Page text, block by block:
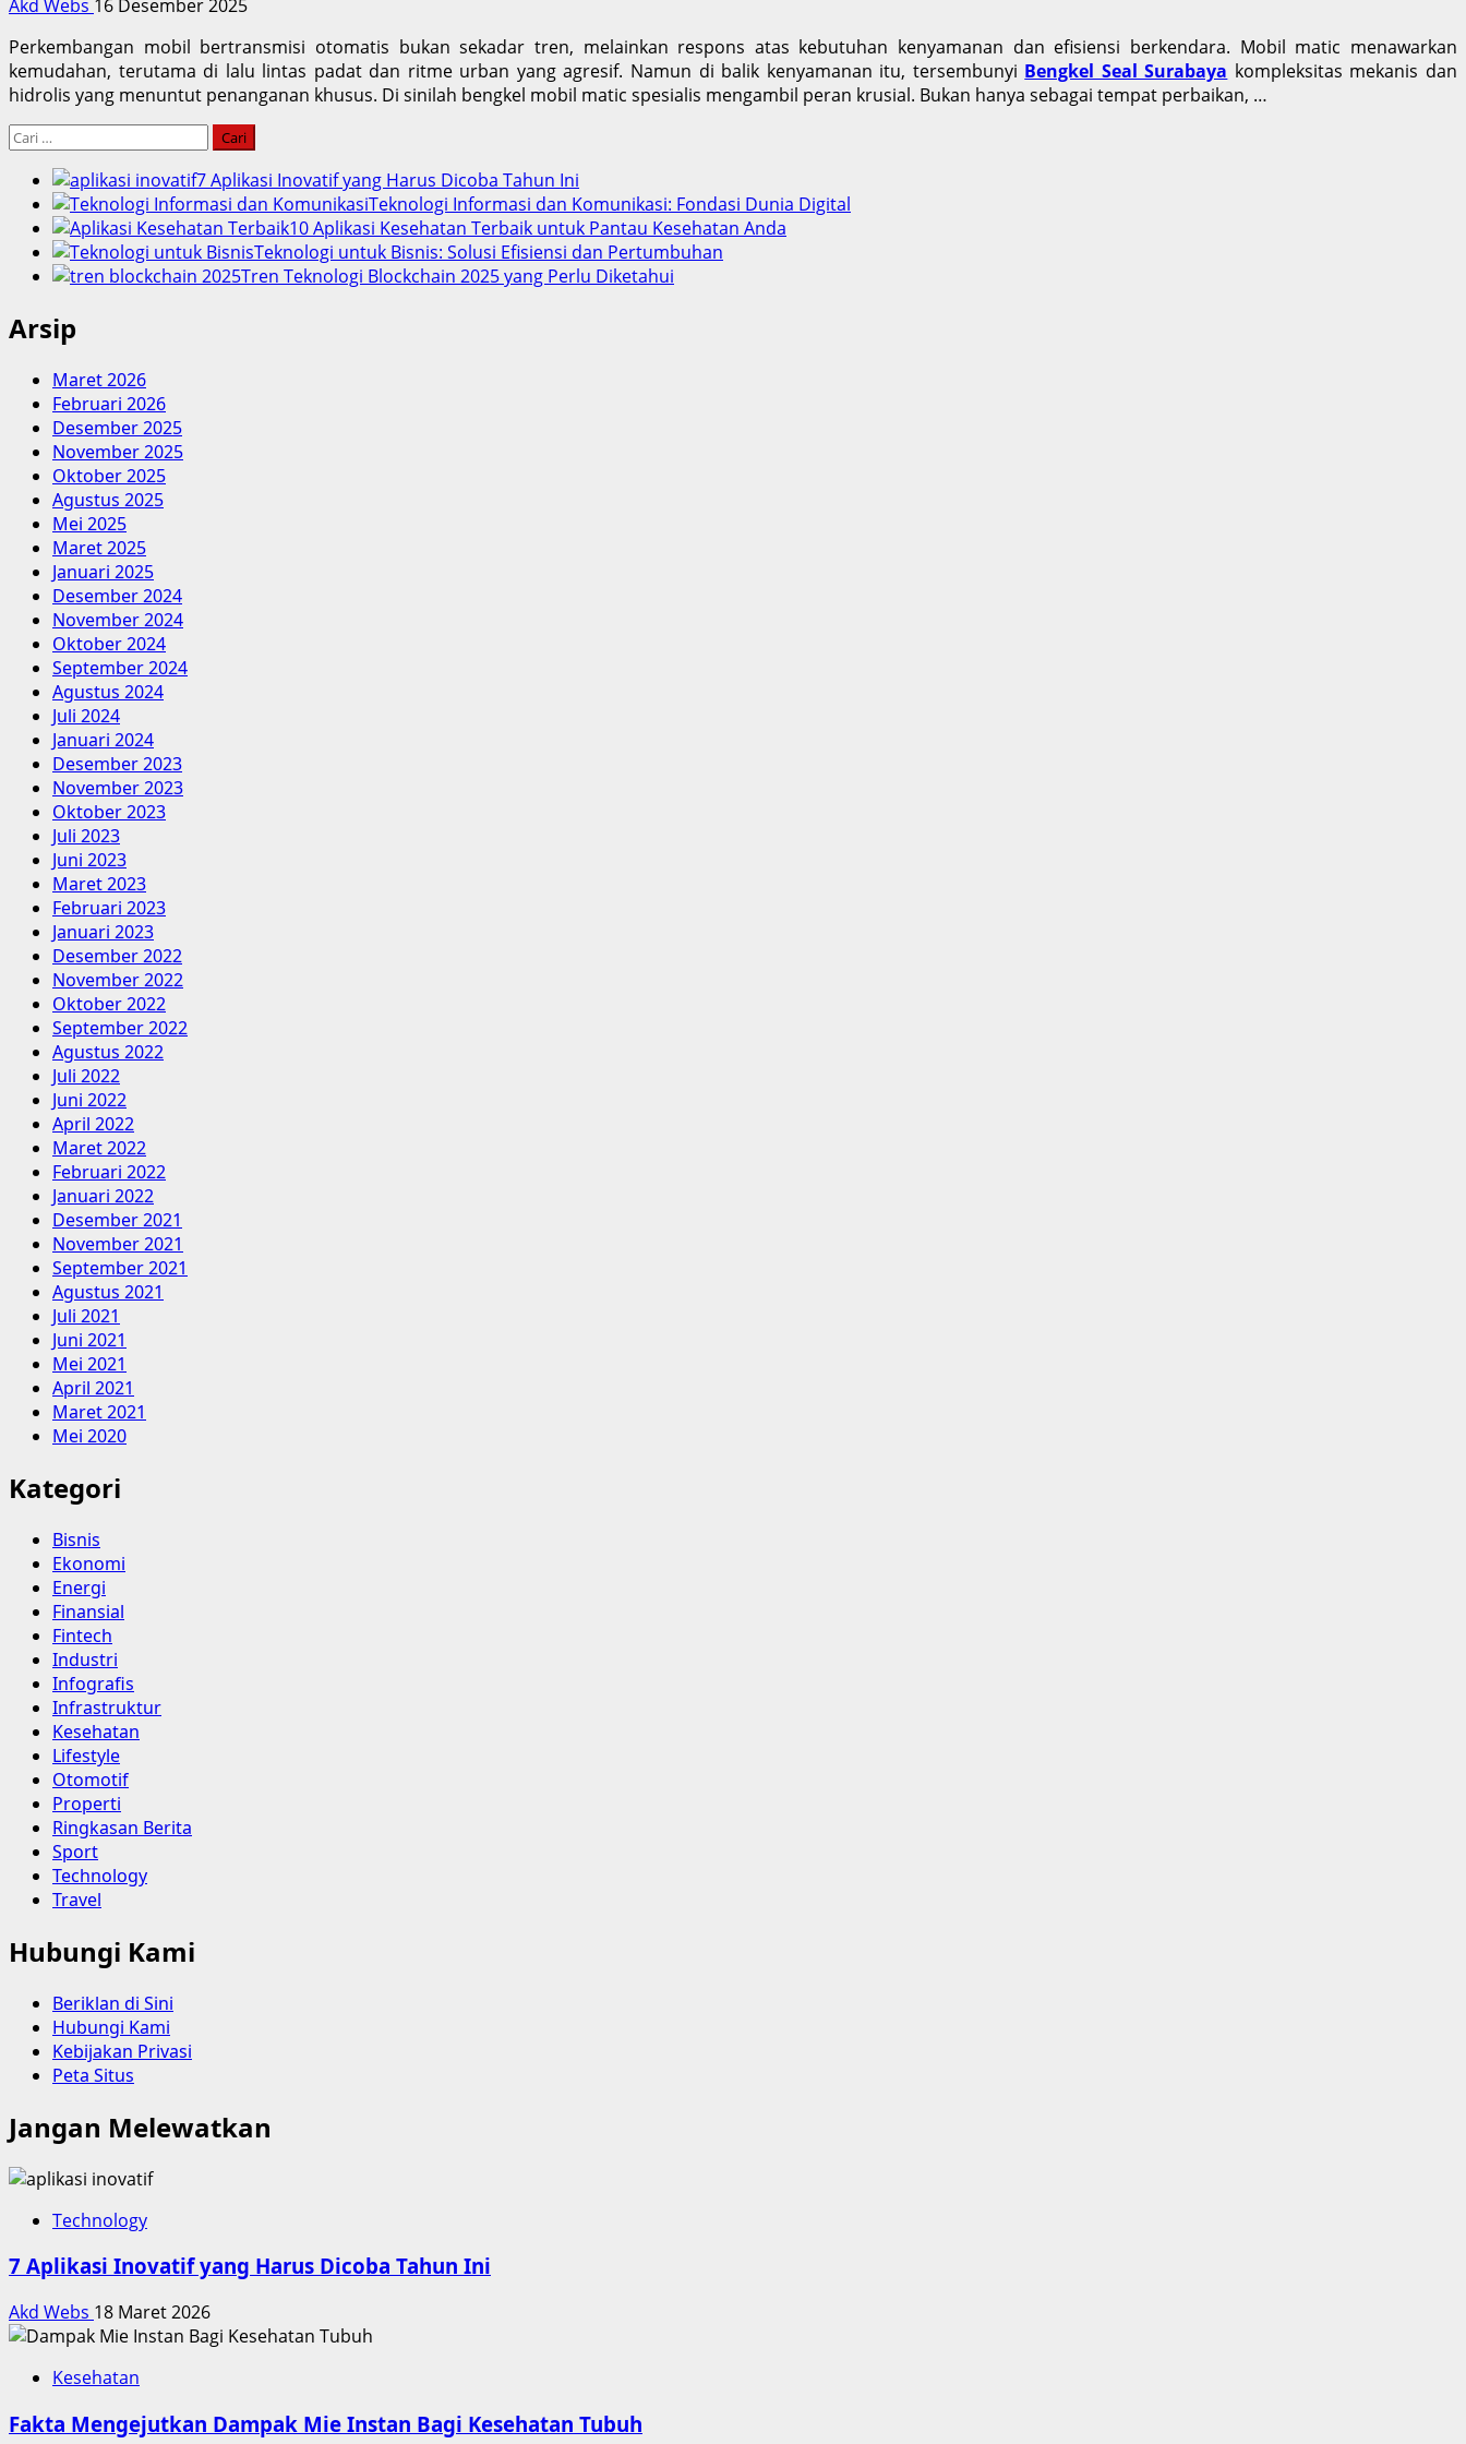
Akd Webs 16 Desember 2025
Perkembangan mobil bertransmisi otomatis bukan sekadar tren, melainkan respons atas kebutuhan kenyamanan dan efisiensi berkendara. Mobil matic menawarkan
kemudahan, terutama di lalu lintas padat dan ritme urban yang agresif. Namun di balik kenyamanan itu, tersembunyi Bengkel Seal Surabaya kompleksitas mekanis dan
hidrolis yang menuntut penanganan khusus. Di sinilah bengkel mobil matic spesialis mengambil peran krusial. Bukan hanya sebagai tempat perbaikan, …
Cari
7 Aplikasi Inovatif yang Harus Dicoba Tahun Ini
Teknologi Informasi dan Komunikasi: Fondasi Dunia Digital
10 Aplikasi Kesehatan Terbaik untuk Pantau Kesehatan Anda
Teknologi untuk Bisnis: Solusi Efisiensi dan Pertumbuhan
Tren Teknologi Blockchain 2025 yang Perlu Diketahui
Arsip
Maret 2026
Februari 2026
Desember 2025
November 2025
Oktober 2025
Agustus 2025
Mei 2025
Maret 2025
Januari 2025
Desember 2024
November 2024
Oktober 2024
September 2024
Agustus 2024
Juli 2024
Januari 2024
Desember 2023
November 2023
Oktober 2023
Juli 2023
Juni 2023
Maret 2023
Februari 2023
Januari 2023
Desember 2022
November 2022
Oktober 2022
September 2022
Agustus 2022
Juli 2022
Juni 2022
April 2022
Maret 2022
Februari 2022
Januari 2022
Desember 2021
November 2021
September 2021
Agustus 2021
Juli 2021
Juni 2021
Mei 2021
April 2021
Maret 2021
Mei 2020
Kategori
Bisnis
Ekonomi
Energi
Finansial
Fintech
Industri
Infografis
Infrastruktur
Kesehatan
Lifestyle
Otomotif
Properti
Ringkasan Berita
Sport
Technology
Travel
Hubungi Kami
Beriklan di Sini
Hubungi Kami
Kebijakan Privasi
Peta Situs
Jangan Melewatkan
Technology
7 Aplikasi Inovatif yang Harus Dicoba Tahun Ini
Akd Webs 18 Maret 2026
Kesehatan
Fakta Mengejutkan Dampak Mie Instan Bagi Kesehatan Tubuh